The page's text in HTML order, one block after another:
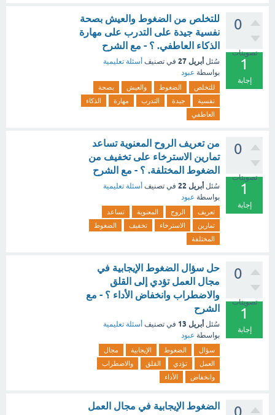
0
تصويتات
1
إجابة
للتخلص من الضغوط والعيش بصحة
نفسية جيدة على التدرب على مهارة
الذكاء العاطفي. ؟ - مع الشرح
سُئل أبريل 27 في تصنيف أسئلة تعليمية
بواسطة عبود
للتخلص الضغوط والعيش
بصحة
نفسية
جيدة التدرب مهارة
الذكاء
العاطفي
0
تصويتات
1
إجابة
من تعريف الروح المعنوية تساعد
تمارين الاسترخاء على تخفيف من
الضغوط المختلفة. ؟ - مع الشرح
سُئل أبريل 22 في تصنيف أسئلة تعليمية
بواسطة عبود
تعريف الروح المعنوية
تساعد
تمارين
الاسترخاء تخفيف
الضغوط
المختلفة
0
تصويتات
1
إجابة
حل سؤال الضغوط الإيجابية في
مجال العمل تؤدي إلى القلق
والاضطراب وانخفاض الأداء ؟ - مع
الشرح
سُئل أبريل 13 في تصنيف أسئلة تعليمية
بواسطة عبود
سؤال الضغوط الإيجابية
مجال
العمل
تؤدي القلق
والاضطراب
وانخفاض
الأداء
الضغوط الإيجابية في مجال العمل